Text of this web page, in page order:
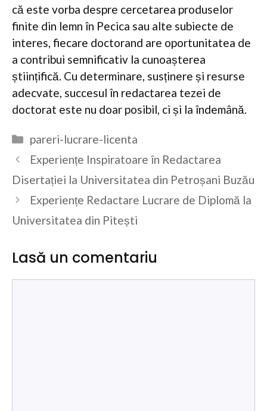
că este vorba despre cercetarea produselor
finite din lemn în Pecica sau alte subiecte de
interes, fiecare doctorand are oportunitatea de
a contribui semnificativ la cunoașterea
științifică. Cu determinare, susținere și resurse
adecvate, succesul în redactarea tezei de
doctorat este nu doar posibil, ci și la îndemână.
Categorii
pareri-lucrare-licenta
Experiențe Inspiratoare în Redactarea
Disertației la Universitatea din Petroșani Buzău
Experiențe Redactare Lucrare de Diplomă la
Universitatea din Pitești
Lasă un comentariu